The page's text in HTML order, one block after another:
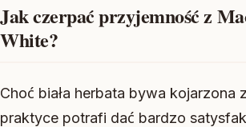
Jak czerpać przyjemność z
White?
Choć biała herbata bywa kojarzona
praktyce potrafi dać bardzo